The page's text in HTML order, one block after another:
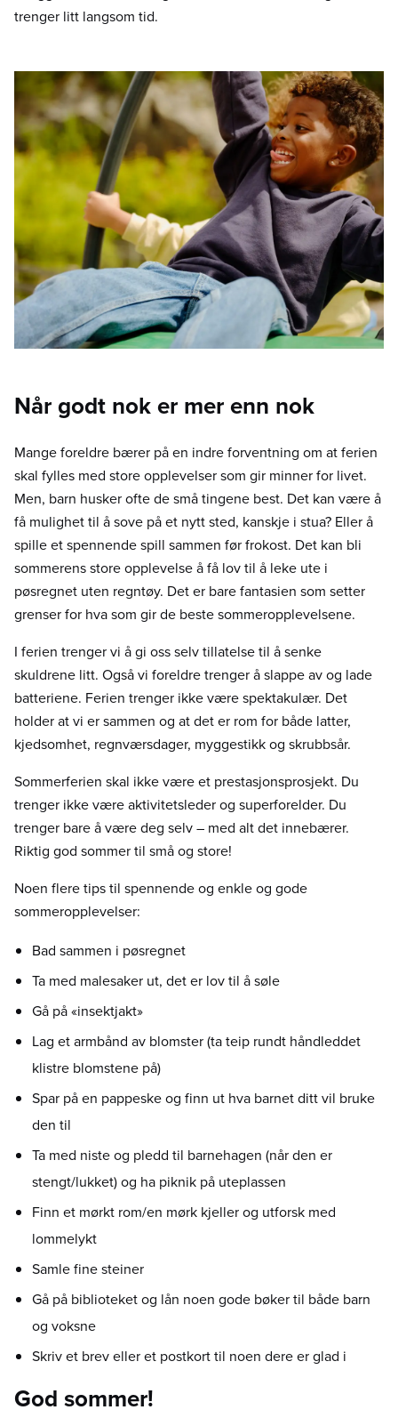
trenger litt langsom tid.
Når godt nok er mer enn nok
Mange foreldre bærer på en indre forventning om at ferien
skal fylles med store opplevelser som gir minner for livet.
Men, barn husker ofte de små tingene best. Det kan være å
få mulighet til å sove på et nytt sted, kanskje i stua? Eller å
spille et spennende spill sammen før frokost. Det kan bli
sommerens store opplevelse å få lov til å leke ute i
pøsregnet uten regntøy. Det er bare fantasien som setter
grenser for hva som gir de beste sommeropplevelsene.
I ferien trenger vi å gi oss selv tillatelse til å senke
skuldrene litt. Også vi foreldre trenger å slappe av og lade
batteriene. Ferien trenger ikke være spektakulær. Det
holder at vi er sammen og at det er rom for både latter,
kjedsomhet, regnværsdager, myggestikk og skrubbsår.
Sommerferien skal ikke være et prestasjonsprosjekt. Du
trenger ikke være aktivitetsleder og superforelder. Du
trenger bare å være deg selv – med alt det innebærer.
Riktig god sommer til små og store!
Noen flere tips til spennende og enkle og gode
sommeropplevelser:
Bad sammen i pøsregnet
Ta med malesaker ut, det er lov til å søle
Gå på «insektjakt»
Lag et armbånd av blomster (ta teip rundt håndleddet
klistre blomstene på)
Spar på en pappeske og finn ut hva barnet ditt vil bruke
den til
Ta med niste og pledd til barnehagen (når den er
stengt/lukket) og ha piknik på uteplassen
Finn et mørkt rom/en mørk kjeller og utforsk med
lommelykt
Samle fine steiner
Gå på biblioteket og lån noen gode bøker til både barn
og voksne
Skriv et brev eller et postkort til noen dere er glad i
God sommer!